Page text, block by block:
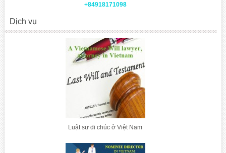
+84918171098
Dịch vụ
Luật sư di chúc ở Việt Nam